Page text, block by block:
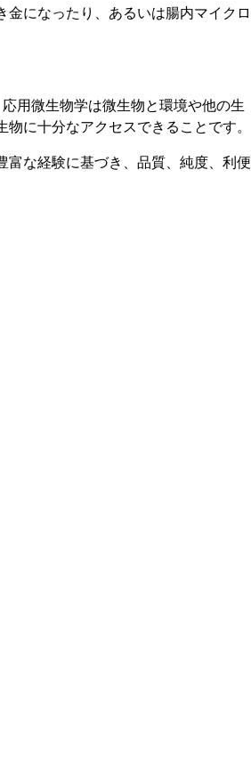
になったり、あるいは腸内マイクロ
用微生物学は微生物と環境や他の生
に十分なアクセスできることです。
富な経験に基づき、品質、純度、利便